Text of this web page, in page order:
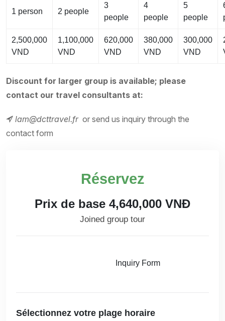
1 person 2 people
3
people
4
people
5
people
2,500,000
VND
1,100,000
VND
620,000
VND
380,000
VND
300,000
VND
Discount for larger group is available; please
contact our travel consultants at:
lam@dcttravel.fr or send us inquiry through the
contact form
Réservez
Prix de base 4,640,000 VNĐ
Joined group tour
Inquiry Form
Sélectionnez votre plage horaire